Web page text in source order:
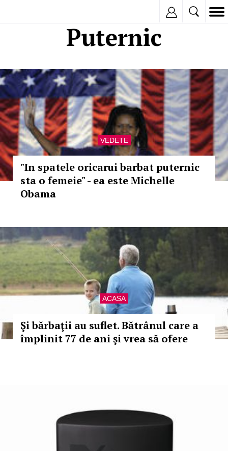
Puternic
VEDETE
"In spatele oricarui barbat puternic
sta o femeie" - ea este Michelle
Obama
ACASA
Şi bărbaţii au suflet. Bătrânul care a
împlinit 77 de ani şi vrea să ofere